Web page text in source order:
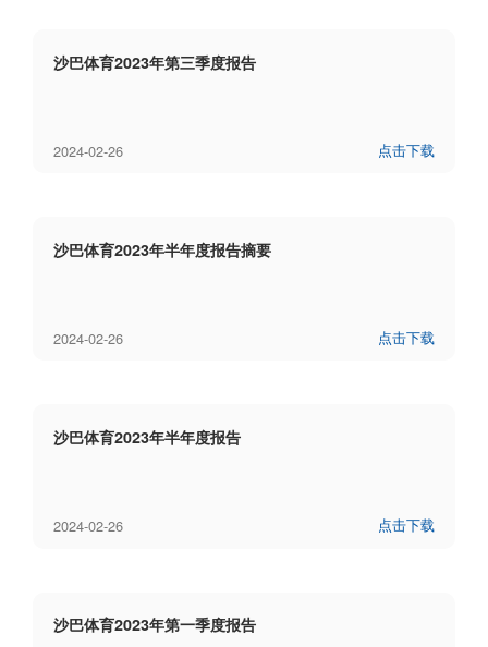
沙巴体育2023年第三季度报告
2024-02-26 点击下载
沙巴体育2023年半年度报告摘要
2024-02-26 点击下载
沙巴体育2023年半年度报告
2024-02-26 点击下载
沙巴体育2023年第一季度报告